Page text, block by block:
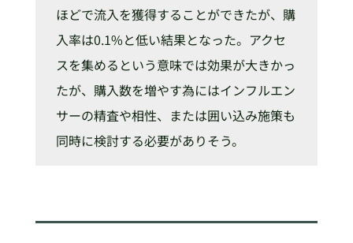
ほどで流入を獲得することができたが、購
入率は0.1%と低い結果となった。アクセ
スを集めるという意味では効果が大きかっ
たが、購入数を増やす為にはインフルエン
サーの精査や相性、または囲い込み施策も
同時に検討する必要がありそう。